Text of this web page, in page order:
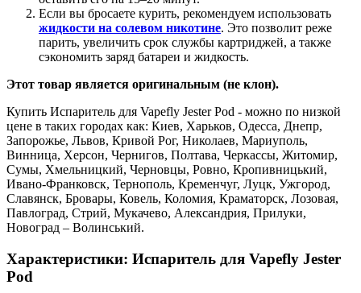
Если вы бросаете курить, рекомендуем использовать
жидкости на солевом никотине. Это позволит реже
парить, увеличить срок службы картриджей, а также
сэкономить заряд батареи и жидкость.
Этот товар является оригинальным (не клон).
Купить Испаритель для Vapefly Jester Pod - можно по низкой
цене в таких городах как: Киев, Харьков, Одесса, Днепр,
Запорожье, Львов, Кривой Рог, Николаев, Мариуполь,
Винница, Херсон, Чернигов, Полтава, Черкассы, Житомир,
Сумы, Хмельницкий, Черновцы, Ровно, Кропивницький,
Ивано-Франковск, Тернополь, Кременчуг, Луцк, Ужгород,
Славянск, Бровары, Ковель, Коломия, Краматорск, Лозовая,
Павлоград, Стрий, Мукачево, Александрия, Прилуки,
Новоград – Волинський.
Характеристики: Испаритель для Vapefly Jester
Pod